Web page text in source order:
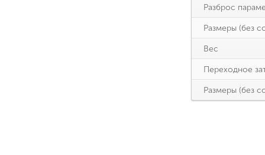
Разброс
Размеры (без
Вес
Переходное
Размеры (без